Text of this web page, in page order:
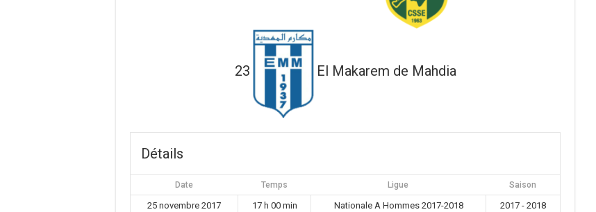
23 El Makarem de Mahdia
Détails
Date Temps Ligue Saison
25 novembre 2017 17 h 00 min Nationale A Hommes 2017-2018 2017 - 2018